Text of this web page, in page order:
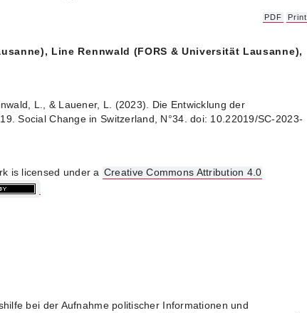
PDF Print
Line Rennwald (FORS & Universität Lausanne),
L., & Lauener, L. (2023). Die Entwicklung der
Social Change in Switzerland, N°34. doi: 10.22019/SC-2023-
is licensed under a Creative Commons Attribution 4.0
bei der Aufnahme politischer Informationen und